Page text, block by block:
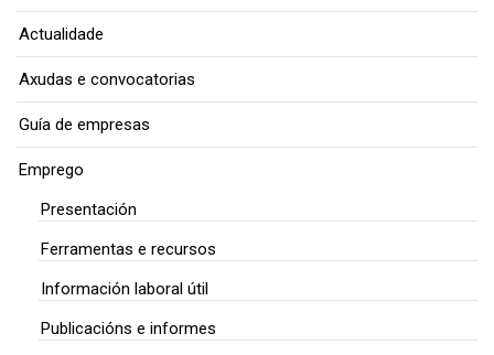
Actualidade
Axudas e convocatorias
Guía de empresas
Emprego
Presentación
Ferramentas e recursos
Información laboral útil
Publicacións e informes